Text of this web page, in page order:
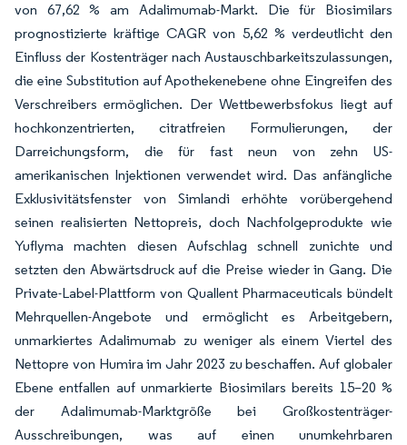
von 67,62 % am Adalimumab-Markt. Die für Biosimilars
prognostizierte kräftige CAGR von 5,62 % verdeutlicht den
Einfluss der Kostenträger nach Austauschbarkeitszulassungen,
die eine Substitution auf Apothekenebene ohne Eingreifen des
Verschreibers ermöglichen. Der Wettbewerbsfokus liegt auf
hochkonzentrierten, citratfreien Formulierungen, der
Darreichungsform, die für fast neun von zehn US-
amerikanischen Injektionen verwendet wird. Das anfängliche
Exklusivitätsfenster von Simlandi erhöhte vorübergehend
seinen realisierten Nettopreis, doch Nachfolgeprodukte wie
Yuflyma machten diesen Aufschlag schnell zunichte und
setzten den Abwärtsdruck auf die Preise wieder in Gang. Die
Private-Label-Plattform von Quallent Pharmaceuticals bündelt
Mehrquellen-Angebote und ermöglicht es Arbeitgebern,
unmarkiertes Adalimumab zu weniger als einem Viertel des
Nettopre von Humira im Jahr 2023 zu beschaffen. Auf globaler
Ebene entfallen auf unmarkierte Biosimilars bereits 15–20 %
der Adalimumab-Marktgröße bei Großkostenträger-
Ausschreibungen, was auf einen unumkehrbaren